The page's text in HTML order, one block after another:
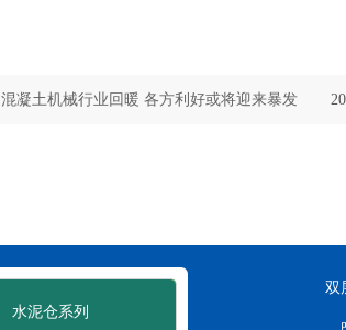
混凝土机械行业回暖 各方利好或将迎来暴发
分析干粉砂浆搅拌站运作要领 2019-11-15
水泥仓系列
双